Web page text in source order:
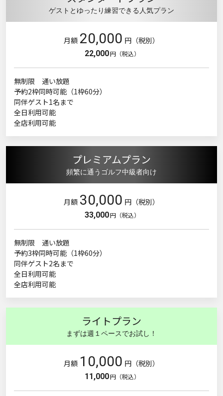
ゲストとゆったり練習できる人気プラン
月額 20,000 円（税別）
22,000円（税込）
無制限 通い放題
予約2枠同時可能（1枠60分）
同伴ゲスト1名まで
全日利用可能
全店利用可能
プレミアムプラン
頻繁に通うゴルフ中級者向け
月額 30,000 円（税別）
33,000円（税込）
無制限 通い放題
予約3枠同時可能（1枠60分）
同伴ゲスト2名まで
全日利用可能
全店利用可能
ライトプラン
まずは週１ペースでお試し！
月額 10,000 円（税別）
11,000円（税込）